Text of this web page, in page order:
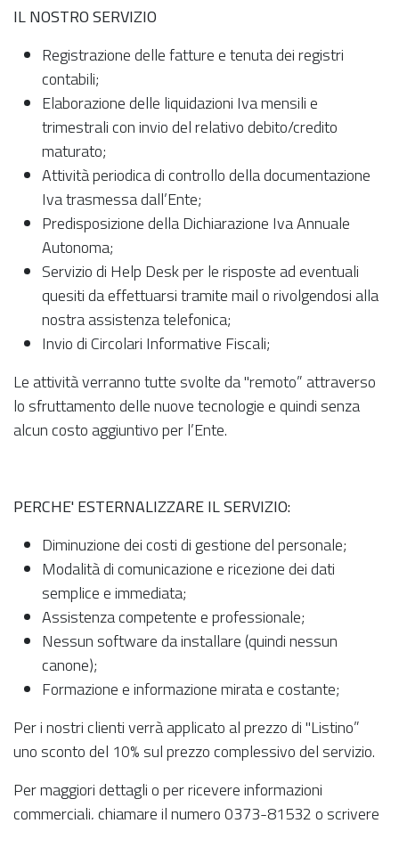
IL NOSTRO SERVIZIO
Registrazione delle fatture e tenuta dei registri
contabili;
Elaborazione delle liquidazioni Iva mensili e
trimestrali con invio del relativo debito/credito
maturato;
Attività periodica di controllo della documentazione
Iva trasmessa dall’Ente;
Predisposizione della Dichiarazione Iva Annuale
Autonoma;
Servizio di Help Desk per le risposte ad eventuali
quesiti da effettuarsi tramite mail o rivolgendosi alla
nostra assistenza telefonica;
Invio di Circolari Informative Fiscali;
Le attività verranno tutte svolte da "remoto” attraverso
lo sfruttamento delle nuove tecnologie e quindi senza
alcun costo aggiuntivo per l’Ente.
PERCHE' ESTERNALIZZARE IL SERVIZIO:
Diminuzione dei costi di gestione del personale;
Modalità di comunicazione e ricezione dei dati
semplice e immediata;
Assistenza competente e professionale;
Nessun software da installare (quindi nessun
canone);
Formazione e informazione mirata e costante;
Per i nostri clienti verrà applicato al prezzo di "Listino”
uno sconto del 10% sul prezzo complessivo del servizio.
Per maggiori dettagli o per ricevere informazioni
commerciali, chiamare il numero 0373-81532 o scrivere